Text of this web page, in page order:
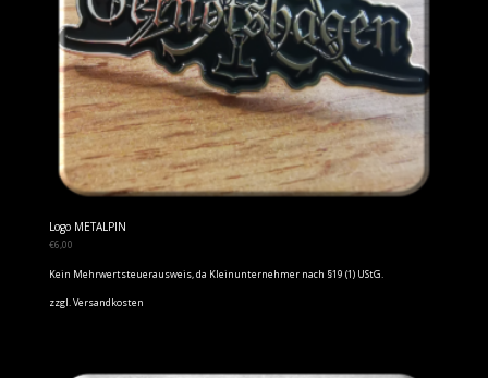
Logo METALPIN
€6,00
Kein Mehrwertsteuerausweis, da Kleinunternehmer nach §19 (1) UStG.
zzgl.Versandkosten